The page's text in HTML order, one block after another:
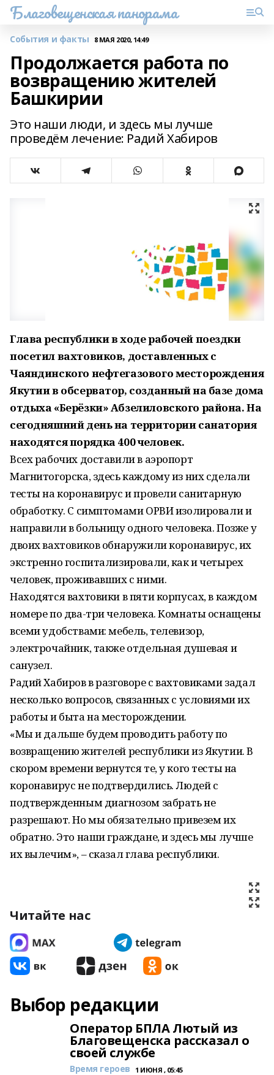
Благовещенская панорама
События и факты 8 МАЯ 2020, 14:49
Продолжается работа по
возвращению жителей
Башкирии
Это наши люди, и здесь мы лучше
проведём лечение: Радий Хабиров
Глава республики в ходе рабочей поездки
посетил вахтовиков, доставленных с
Чаяндинского нефтегазового месторождения
Якутии в обсерватор, созданный на базе дома
отдыха «Берёзки» Абзелиловского района. На
сегодняшний день на территории санатория
находятся порядка 400 человек.
Всех рабочих доставили в аэропорт
Магнитогорска, здесь каждому из них сделали
тесты на коронавирус и провели санитарную
обработку. С симптомами ОРВИ изолировали и
направили в больницу одного человека. Позже у
двоих вахтовиков обнаружили коронавирус, их
экстренно госпитализировали, как и четырех
человек, проживавших с ними.
Находятся вахтовики в пяти корпусах, в каждом
номере по два-три человека. Комнаты оснащены
всеми удобствами: мебель, телевизор,
электрочайник, также отдельная душевая и
санузел.
Радий Хабиров в разговоре с вахтовиками задал
несколько вопросов, связанных с условиями их
работы и быта на месторождении.
«Мы и дальше будем проводить работу по
возвращению жителей республики из Якутии. В
скором времени вернутся те, у кого тесты на
коронавирус не подтвердились. Людей с
подтвержденным диагнозом забрать не
разрешают. Но мы обязательно привезем их
обратно. Это наши граждане, и здесь мы лучше
их вылечим», – сказал глава республики.
Читайте нас
Выбор редакции
Оператор БПЛА Лютый из
Благовещенска рассказал о
своей службе
Время героев 1 ИЮНЯ , 05:45